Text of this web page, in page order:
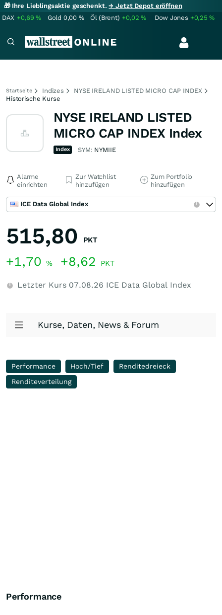
🎁 Ihre Lieblingsaktie geschenkt.→ Jetzt Depot eröffnen
DAX +0,69% Gold 0,00 % Öl (Brent) +0,02% Dow Jones +0,25%
Startseite Indizes
NYSE IRELAND LISTED MICRO CAP INDEX
Historische Kurse
NYSE IRELAND LISTED
MICRO CAP INDEX Index
Index SYM: NYMIIE
Alarme
einrichten
Zur Watchlist
hinzufügen
Zum Portfolio
hinzufügen
ICE Data Global Index
515,80 PKT
+1,70 % +8,62 PKT
Letzter Kurs 07.08.26 ICE Data Global Index
Kurse, Daten, News & Forum
Performance Hoch/Tief
Renditedreieck
Renditeverteilung
Performance